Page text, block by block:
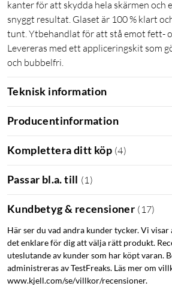
kanter för att skydda hela skärmen och
snyggt resultat. Glaset är 100 % klart
tunt. Ytbehandlat för att stå emot fett-
Levereras med ett appliceringskit som
och bubbelfri.
Teknisk information
Producentinformation
Komplettera ditt köp (4)
Passar bl.a. till (1)
Kundbetyg & recensioner ( 17)
Här ser du vad andra kunder tycker. Vi
det enklare för dig att välja rätt produkt.
uteslutande av kunder som har köpt varan.
administreras av TestFreaks. Läs mer om
www.kjell.com/se/villkor/recensioner.